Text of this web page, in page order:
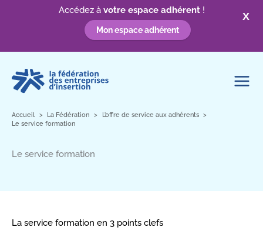
X
Accédez à votre espace adhérent!
Mon espace adhérent
contenu
Accueil La Fédération
L’offre de service aux adhérents
Le service formation
Le service formation
La service formation en 3 points clefs